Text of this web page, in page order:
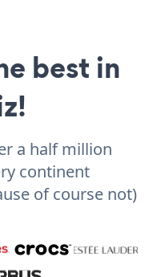
best in
a half million
continent
of course not)